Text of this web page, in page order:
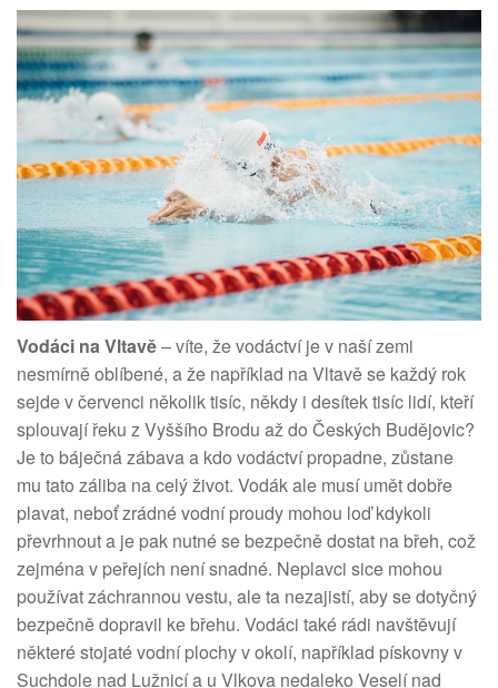
Vodáci na Vltavě– víte, že vodáctví je v naší zemi
nesmírně oblíbené, a že například na Vltavě se každý rok
sejde v červenci několik tisíc, někdy i desítek tisíc lidí, kteří
splouvají řeku z Vyššího Brodu až do Českých Budějovic?
Je to báječná zábava a kdo vodáctví propadne, zůstane
mu tato záliba na celý život. Vodák ale musí umět dobře
plavat, neboť zrádné vodní proudy mohou loď kdykoli
převrhnout a je pak nutné se bezpečně dostat na břeh, což
zejména v peřejích není snadné. Neplavci sice mohou
používat záchrannou vestu, ale ta nezajistí, aby se dotyčný
bezpečně dopravil ke břehu. Vodáci také rádi navštěvují
některé stojaté vodní plochy v okolí, například pískovny v
Suchdole nad Lužnicí a u Vlkova nedaleko Veselí nad